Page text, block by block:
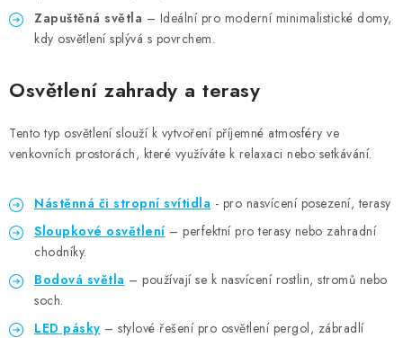
Zapuštěná světla – Ideální pro moderní minimalistické domy,
kdy osvětlení splývá s povrchem.
Osvětlení zahrady a terasy
Tento typ osvětlení slouží k vytvoření příjemné atmosféry ve
venkovních prostorách, které využíváte k relaxaci nebo setkávání.
Nástěnná či stropní svítidla - pro nasvícení posezení, terasy
Sloupkové osvětlení – perfektní pro terasy nebo zahradní
chodníky.
Bodová světla – používají se k nasvícení rostlin, stromů nebo
soch.
LED pásky – stylové řešení pro osvětlení pergol, zábradlí